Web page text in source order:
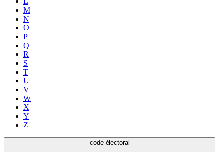
M
N
O
P
Q
R
S
T
U
V
W
X
Y
Z
code électoral